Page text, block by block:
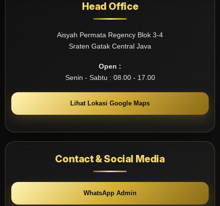
Head Office
Aisyah Permata Regency Blok 3-4
Sraten Gatak Central Java
Open :
Senin - Sabtu : 08.00 - 17.00
Lihat Lokasi Google Maps
Contact & Social Media
WhatsApp Admin